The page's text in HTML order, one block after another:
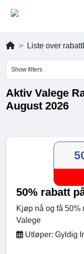
Liste over
Show filters
Aktiv Valege
August 2026
50% rabatt
Kjøp nå og få 50%
Valege
Utløper: Gyldig